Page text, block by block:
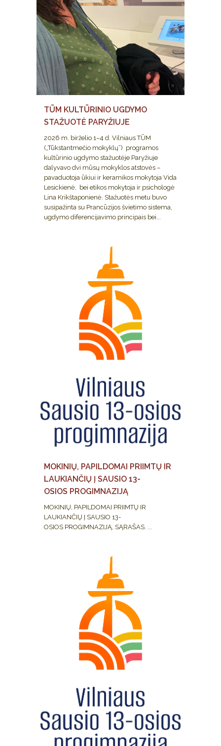
TŪM KULTŪRINIO UGDYMO
STAŽUOTĖ PARYŽIUJE
2026 m. birželio 1–4 d. Vilniaus TŪM
(„Tūkstantmečio mokyklų“) programos
kultūrinio ugdymo stažuotėje Paryžiuje
dalyvavo dvi mūsų mokyklos atstovės –
pavaduotoja ūkiui ir keramikos mokytoja Vida
Lesickienė, bei etikos mokytoja ir psichologė
Lina Krikštaponienė. Stažuotės metu buvo
susipažinta su Prancūzijos švietimo sistema,
ugdymo diferencijavimo principais bei...
MOKINIŲ, PAPILDOMAI PRIIMTŲ IR
LAUKIANČIŲ Į SAUSIO 13-
OSIOS PROGIMNAZIJĄ
MOKINIŲ, PAPILDOMAI PRIIMTŲ IR
LAUKIANČIŲ Į SAUSIO 13-
OSIOS PROGIMNAZIJĄ, SĄRAŠAS. ...